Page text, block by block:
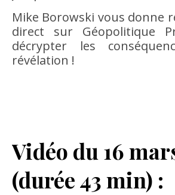
Mike Borowski vous donne
direct sur Géopolitique
décrypter les
révélation !
Vidéo du 16
(durée 43 min) :